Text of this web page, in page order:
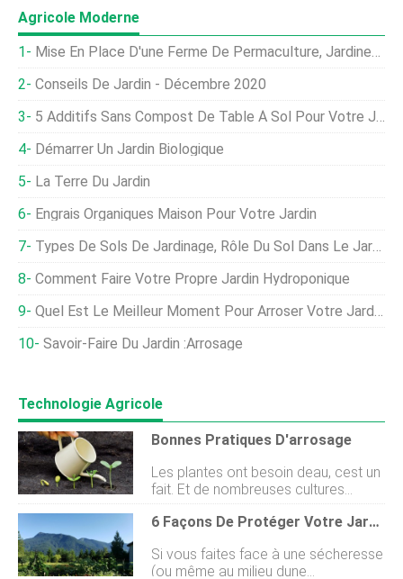
Agricole Moderne
Mise En Place D'une Ferme De Permaculture, Jardinez Par Vous-Même
Conseils De Jardin - Décembre 2020
5 Additifs Sans Compost De Table À Sol Pour Votre Jardin
Démarrer Un Jardin Biologique
La Terre Du Jardin
Engrais Organiques Maison Pour Votre Jardin
Types De Sols De Jardinage, Rôle Du Sol Dans Le Jardin Potager
Comment Faire Votre Propre Jardin Hydroponique
Quel Est Le Meilleur Moment Pour Arroser Votre Jardin ?
Savoir-Faire Du Jardin :Arrosage
Technologie Agricole
Bonnes Pratiques D'arrosage
Les plantes ont besoin deau, cest un
fait. Et de nombreuses cultures
maraîchères ont besoin de
beaucoup deau (ainsi que de soleil et
racines et les fruits savoureux qui
nous nourrissent toute lannée. Une
6 Façons De Protéger Votre Jardin Contre La Sécheresse
Si vous faites face à une sécheresse
(ou même au milieu dune